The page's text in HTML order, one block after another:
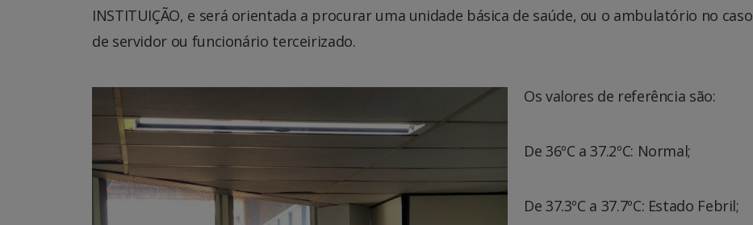
INSTITUIÇÃO, e será orientada a procurar uma unidade básica de saúde, ou o ambulatório no caso
de servidor ou funcionário terceirizado.
Os valores de referência são:
De 36ºC a 37.2ºC: Normal;
De 37.3ºC a 37.7ºC: Estado Febril;